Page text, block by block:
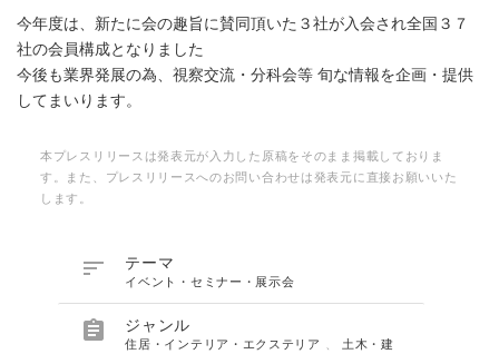
今年度は、新たに会の趣旨に賛同頂いた３社が入会され全国３７
社の会員構成となりました
今後も業界発展の為、視察交流・分科会等 旬な情報を企画・提供
してまいります。
本プレスリリースは発表元が入力した原稿をそのまま掲載しておりま
す。また、プレスリリースへのお問い合わせは発表元に直接お願いいた
します。
 テーマ
イベント・セミナー・展示会
 ジャンル
住居・インテリア・エクステリア
土木・建